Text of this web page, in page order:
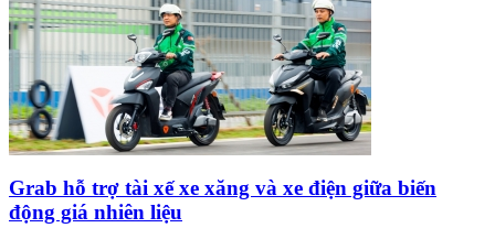
Grab hỗ trợ tài xế xe xăng và xe điện giữa biến
động giá nhiên liệu